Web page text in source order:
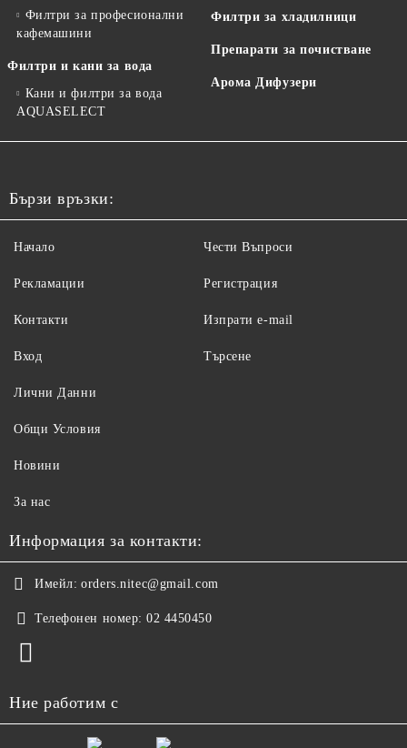
Филтри за професионални
кафемашини
Филтри и кани за вода
Кани и филтри за вода
AQUASELECT
Филтри за хладилници
Препарати за почистване
Арома Дифузери
Бързи връзки:
Начало
Рекламации
Контакти
Вход
Чести Въпроси
Регистрация
Изпрати e-mail
Търсене
Лични Данни
Общи Условия
Новини
За нас
Информация за контакти:
Имейл: orders.nitec@gmail.com
Телефонен номер: 02 4450450
Ние работим с